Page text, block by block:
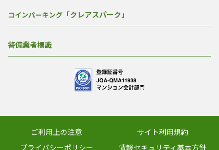
コインパーキング 「クレアスパーク」
警備業者標識
ご利用上の注意
サイト利用規約
プライバシーポリシー
情報セキュリティ基本方針